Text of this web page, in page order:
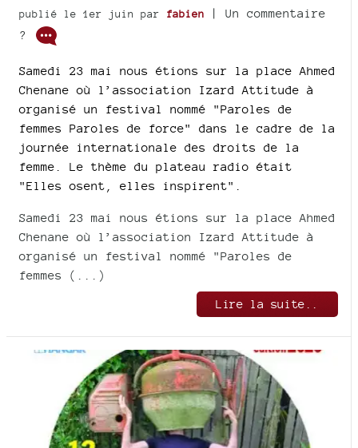
publié le 1er juin par fabien
| Un commentaire
?
Samedi 23 mai nous étions sur la place Ahmed
Chenane où l’association Izard Attitude à
organisé un festival nommé "Paroles de
femmes Paroles de force" dans le cadre de la
journée internationale des droits de la
femme. Le thème du plateau radio était
"Elles osent, elles inspirent".
Samedi 23 mai nous étions sur la place Ahmed
Chenane où l’association Izard Attitude à
organisé un festival nommé "Paroles de
femmes (...)
Lire la suite..